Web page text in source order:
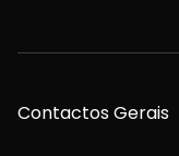
Contactos Gerais